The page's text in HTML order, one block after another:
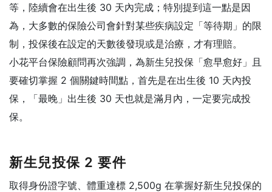
等，陸續會在出生後 30 天內完成；特別提到這一點是因
為，大多數的保險公司會針對某些疾病設定「等待期」的限
制，投保後在設定的天數後發現或是治療，才有理賠。
小花平台保險顧問再次強調，為新生兒投保「愈早愈好」且
要確切掌握 2 個關鍵時間點，首先是在出生後 10 天內投
保，「最晚」出生後 30 天也就是滿月內，一定要完成投
保。
新生兒投保 2 要件
取得身份證字號、體重達標 2,500g 在掌握好新生兒投保的